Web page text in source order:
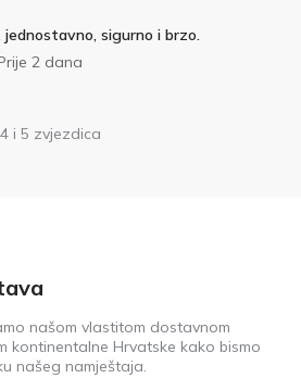
jednostavno, sigurno i brzo.
2 dana
i 5 zvjezdica
našom vlastitom dostavnom
kontinentalne Hrvatske kako bismo
našeg namještaja.